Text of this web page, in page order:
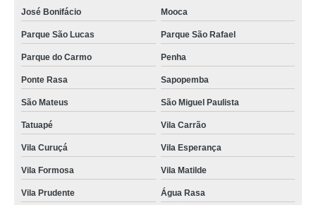
José Bonifácio Mooca
Parque São Lucas Parque São Rafael
Parque do Carmo Penha
Ponte Rasa Sapopemba
São Mateus São Miguel Paulista
Tatuapé Vila Carrão
Vila Curuçá Vila Esperança
Vila Formosa Vila Matilde
Vila Prudente
Água Rasa